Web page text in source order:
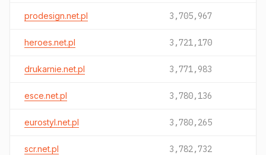
prodesign.net.pl 3,705,967
heroes.net.pl 3,721,170
drukarnie.net.pl 3,771,983
esce.net.pl 3,780,136
eurostyl.net.pl 3,780,265
scr.net.pl 3,782,732